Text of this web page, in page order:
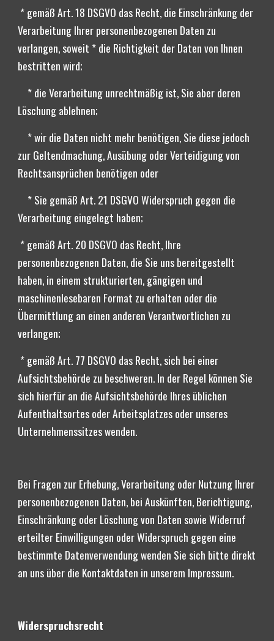
Verarbeitung Ihrer personenbezogenen Daten zu
verlangen, soweit * die Richtigkeit der Daten von Ihnen
bestritten wird;
Löschung ablehnen;
zur Geltendmachung, Ausübung oder Verteidigung von
Rechtsansprüchen benötigen oder
Verarbeitung eingelegt haben;
personenbezogenen Daten, die Sie uns bereitgestellt
haben, in einem strukturierten, gängigen und
maschinenlesebaren Format zu erhalten oder die
Übermittlung an einen anderen Verantwortlichen zu
verlangen;
Aufsichtsbehörde zu beschweren. In der Regel können Sie
sich hierfür an die Aufsichtsbehörde Ihres üblichen
Aufenthaltsortes oder Arbeitsplatzes oder unseres
Unternehmenssitzes wenden.
Bei Fragen zur Erhebung, Verarbeitung oder Nutzung Ihrer
personenbezogenen Daten, bei Auskünften, Berichtigung,
Einschränkung oder Löschung von Daten sowie Widerruf
erteilter Einwilligungen oder Widerspruch gegen eine
bestimmte Datenverwendung wenden Sie sich bitte direkt
an uns über die Kontaktdaten in unserem Impressum.
Widerspruchsrecht